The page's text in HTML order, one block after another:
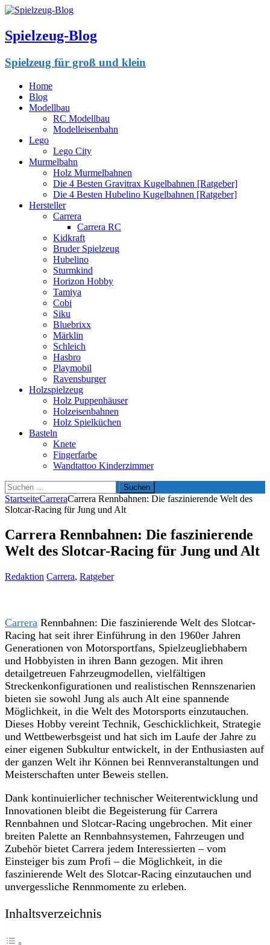
Spielzeug-Blog
Spielzeug für groß und klein
Home
Blog
Modellbau
RC Modellbau
Modelleisenbahn
Lego
Lego City
Murmelbahn
Holz Murmelbahnen
Die 4 Besten Gravitrax Kugelbahnen [Ratgeber]
Die 4 Besten Hubelino Kugelbahnen [Ratgeber]
Hersteller
Carrera
Carrera RC
Kidkraft
Bruder Spielzeug
Hubelino
Sturmkind
Horizon Hobby
Tamiya
Cobi
Siku
Bluebrixx
Märklin
Schleich
Hasbro
Playmobil
Ravensburger
Holzspielzeug
Holz Puppenhäuser
Holzeisenbahnen
Holz Spielküchen
Basteln
Knete
Fingerfarbe
Wandtattoo Kinderzimmer
Suchen
nach:
StartseiteCarreraCarrera Rennbahnen: Die faszinierende Welt des
Slotcar-Racing für Jung und Alt
Carrera Rennbahnen: Die faszinierende
Welt des Slotcar-Racing für Jung und Alt
Redaktion Carrera, Ratgeber
Carrera Rennbahnen: Die faszinierende Welt des Slotcar-
Racing hat seit ihrer Einführung in den 1960er Jahren
Generationen von Motorsportfans, Spielzeugliebhabern
und Hobbyisten in ihren Bann gezogen. Mit ihren
detailgetreuen Fahrzeugmodellen, vielfältigen
Streckenkonfigurationen und realistischen Rennszenarien
bieten sie sowohl Jung als auch Alt eine spannende
Möglichkeit, in die Welt des Motorsports einzutauchen.
Dieses Hobby vereint Technik, Geschicklichkeit, Strategie
und Wettbewerbsgeist und hat sich im Laufe der Jahre zu
einer eigenen Subkultur entwickelt, in der Enthusiasten auf
der ganzen Welt ihr Können bei Rennveranstaltungen und
Meisterschaften unter Beweis stellen.
Dank kontinuierlicher technischer Weiterentwicklung und
Innovationen bleibt die Begeisterung für Carrera
Rennbahnen und Slotcar-Racing ungebrochen. Mit einer
breiten Palette an Rennbahnsystemen, Fahrzeugen und
Zubehör bietet Carrera jedem Interessierten – vom
Einsteiger bis zum Profi – die Möglichkeit, in die
faszinierende Welt des Slotcar-Racing einzutauchen und
unvergessliche Rennmomente zu erleben.
Inhaltsverzeichnis